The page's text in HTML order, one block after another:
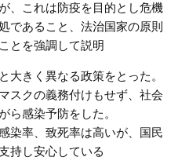
、これは防疫を目的とし危機
であること、法治国家の原則
とを強調して説明
大きく異なる政策をとった。
スクの義務付けもせず、社会
ら感染予防をした。
染率、致死率は高いが、国民
持し安心している